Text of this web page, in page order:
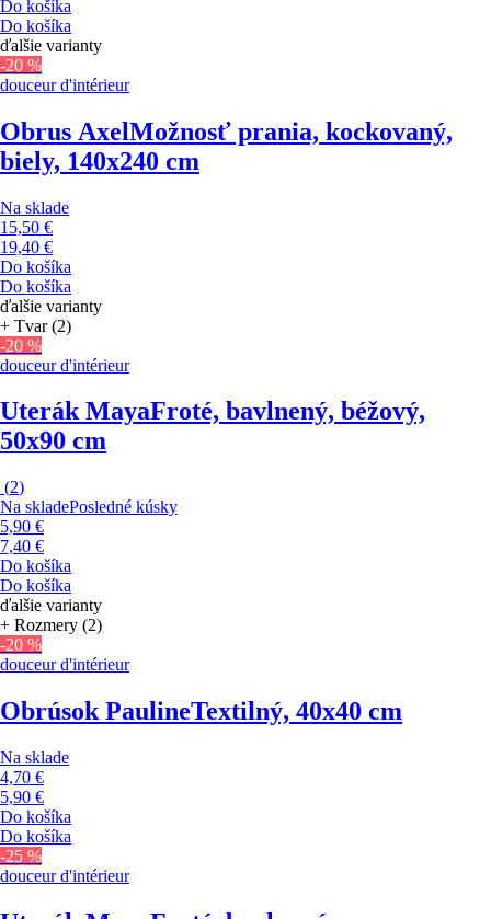
Do košíka
Do košíka
ďalšie varianty
-20 %
douceur d'intérieur
Obrus AxelMožnosť prania, kockovaný,
biely, 140x240 cm
Na sklade
15,50 €
19,40 €
Do košíka
Do košíka
ďalšie varianty
+ Tvar (2)
-20 %
douceur d'intérieur
Uterák MayaFroté, bavlnený, béžový,
50x90 cm
(2)
Na skladePosledné kúsky
5,90 €
7,40 €
Do košíka
Do košíka
ďalšie varianty
+ Rozmery (2)
-20 %
douceur d'intérieur
Obrúsok PaulineTextilný, 40x40 cm
Na sklade
4,70 €
5,90 €
Do košíka
Do košíka
-25 %
douceur d'intérieur